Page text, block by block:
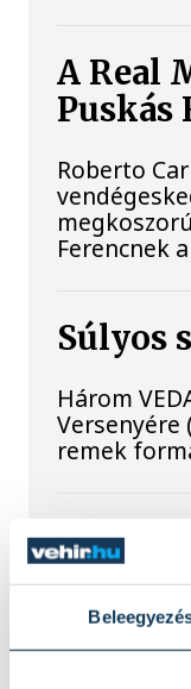
A Real
Puskás
Roberto
Ferencnek
Súlyos
Három
Versenyére
remek
Vizes
váltó
A Fábián